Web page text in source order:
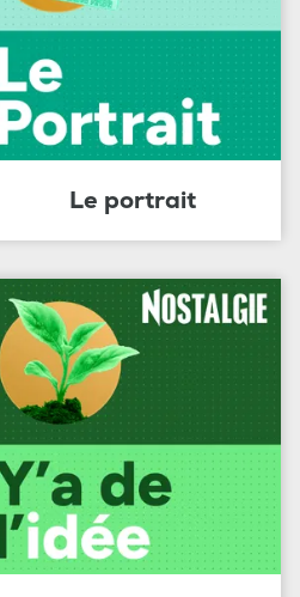
Le portrait